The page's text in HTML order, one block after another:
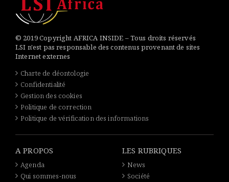
© 2019 Copyright AFRICA INSIDE – Tous droits réservés
LSI n'est pas responsable des contenus provenant de sites
Internet externes
Charte de déontologie
Confidentialité
Gestion des cookies
Politique de correction
Politique de vérification des informations
A PROPOS
Agenda
Qui sommes-nous
LES RUBRIQUES
News
Société